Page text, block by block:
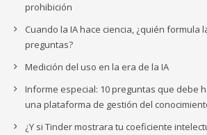
prohibición
Cuando la IA hace ciencia, ¿quién formula
preguntas?
Medición del uso en la era de la IA
Informe especial: 10 preguntas que debe
una plataforma de gestión del
¿Y si Tinder mostrara tu coeficiente